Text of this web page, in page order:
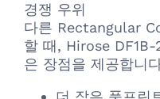
경쟁 우위
다른 Rectangular
할 때, Hirose
은 장점을 제공합니